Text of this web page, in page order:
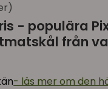
- populära
från
- läs mer om den